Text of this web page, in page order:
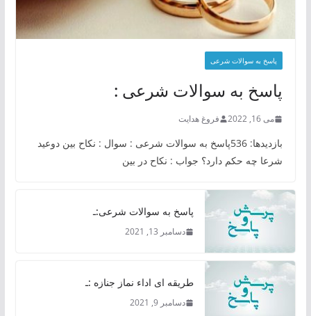
پاسخ به سوالات شرعی
پاسخ به سوالات شرعی :
می 16, 2022 فروغ هدایت
بازدیدها: 536پاسخ به سوالات شرعی : سوال : نکاح بین دوعید
شرعا چه حکم دارد؟ جواب : نکاح در بین
پاسخ به سوالات شرعی:ـ
دسامبر 13, 2021
طریقه ای اداء نماز جنازه :ـ
دسامبر 9, 2021